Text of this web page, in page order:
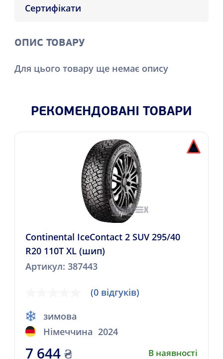
Сертифікати
ОПИС ТОВАРУ
Для цього товару ще немає опису
РЕКОМЕНДОВАНІ ТОВАРИ
Continental IceContact 2 SUV 295/40
R20 110T XL (шип)
Артикул: 387443
(0 відгуків)
зимова
Німеччина 2024
7 644₴ В наявності